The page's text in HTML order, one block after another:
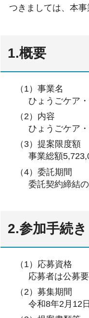
つきましては、本
1.概要
（1）事業名
ひょうごケア
（2）内容
ひょうごケア
（3）提案限度額
事業総額
（4）委託期間
委託契約締結
2.参加手続き
（1）応募資格
応募者は公募
（2）募集期間
令和8年2月12